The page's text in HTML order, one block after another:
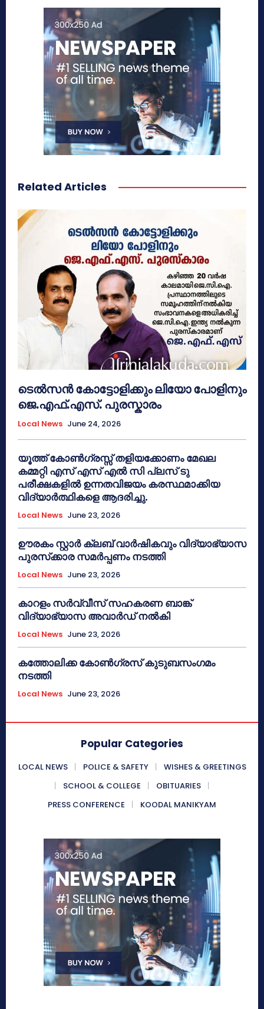
Related Articles
ടെൽസൻ കോട്ടോളിക്കും ലിയോ പോളിനും
ജെ.എഫ്.എസ്. പുരസ്കാരം
Local News June 24, 2026
യൂത്ത് കോൺഗ്രസ്സ് തളിയക്കോണം മേഖല
കമ്മറ്റി എസ് എസ് എൽ സി പ്ലസ് ടു
പരീക്ഷകളിൽ ഉന്നതവിജയം കരസ്ഥമാക്കിയ
വിദ്യാർത്ഥികളെ ആദരിച്ചു.
Local News June 23, 2026
ഊരകം സ്റ്റാർ ക്ലബ് വാർഷികവും വിദ്യാഭ്യാസ
പുരസ്‌ക്കാര സമർപ്പണം നടത്തി
Local News June 23, 2026
കാറളം സർവ്വീസ് സഹകരണ ബാങ്ക്
വിദ്യാഭ്യാസ അവാർഡ് നൽകി
Local News June 23, 2026
കത്തോലിക്ക കോൺഗ്രസ് കുടുബസംഗമം
നടത്തി
Local News June 23, 2026
Popular Categories
LOCAL NEWS POLICE & SAFETY
WISHES & GREETINGS
SCHOOL & COLLEGE
OBITUARIES
PRESS CONFERENCE
KOODAL MANIKYAM